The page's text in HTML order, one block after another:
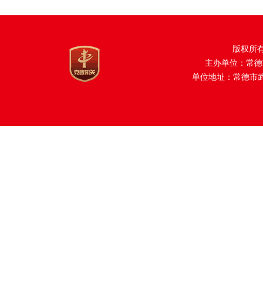
版权所
主办单位：常
单位地址：常德市